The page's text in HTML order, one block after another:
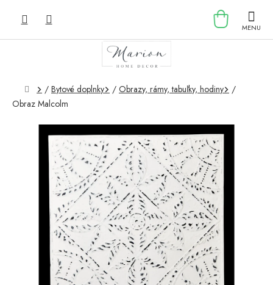
KOŠÍK
Domov
/ Bytové doplnky / Obrazy, rámy, tabuľky, hodiny
/
Obraz Malcolm